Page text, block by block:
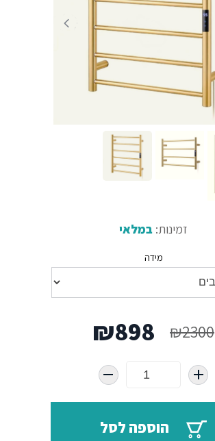
זמינות: במלאי
מידה
₪2300
המחיר
המקורי
היה:
₪2300.
₪898
הוספה לסל